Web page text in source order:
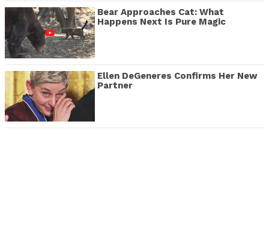
Bear Approaches Cat: What
Happens Next Is Pure Magic
Ellen DeGeneres Confirms Her New
Partner